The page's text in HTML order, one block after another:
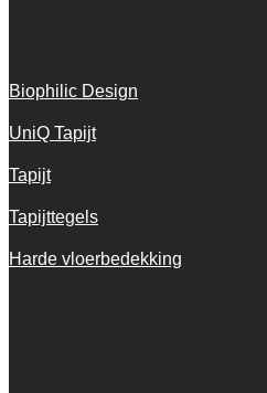
Biophilic Design
UniQ Tapijt
Tapijt
Tapijttegels
Harde vloerbedekking